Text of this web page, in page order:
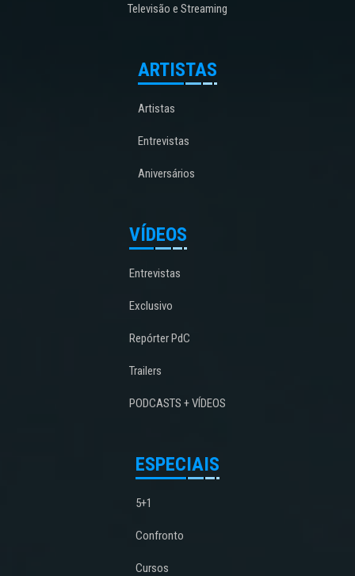
Televisão e Streaming
ARTISTAS
Artistas
Entrevistas
Aniversários
VÍDEOS
Entrevistas
Exclusivo
Repórter PdC
Trailers
PODCASTS + VÍDEOS
ESPECIAIS
5+1
Confronto
Cursos